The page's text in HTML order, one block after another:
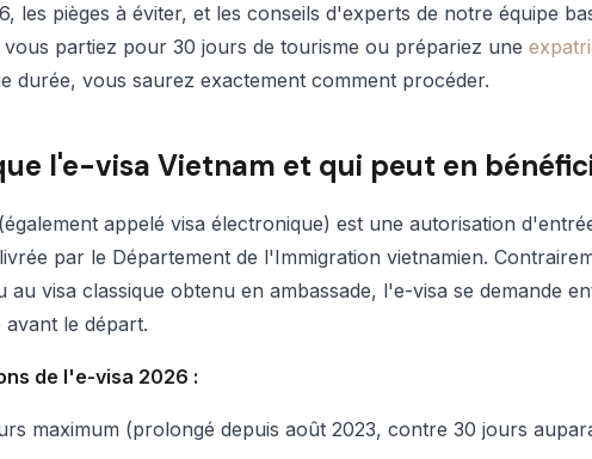
les pièges à éviter, et les conseils d'experts de notre équipe
vous partiez pour 30 jours de tourisme ou prépariez une
durée, vous saurez exactement comment procéder.
l'e-visa Vietnam et qui peut en
appelé visa électronique) est une autorisation
par le Département de l'Immigration vietnamien.
au visa classique obtenu en ambassade, l'e-visa se demande
avant le départ.
de l'e-visa 2026 :
maximum (prolongé depuis août 2023, contre 30 jours